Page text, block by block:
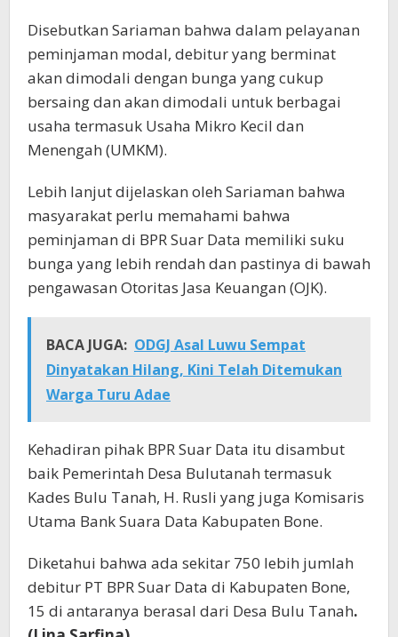
Disebutkan Sariaman bahwa dalam pelayanan
peminjaman modal, debitur yang berminat
akan dimodali dengan bunga yang cukup
bersaing dan akan dimodali untuk berbagai
usaha termasuk Usaha Mikro Kecil dan
Menengah (UMKM).
Lebih lanjut dijelaskan oleh Sariaman bahwa
masyarakat perlu memahami bahwa
peminjaman di BPR Suar Data memiliki suku
bunga yang lebih rendah dan pastinya di bawah
pengawasan Otoritas Jasa Keuangan (OJK).
BACA JUGA: ODGJ Asal Luwu Sempat
Dinyatakan Hilang, Kini Telah Ditemukan
Warga Turu Adae
Kehadiran pihak BPR Suar Data itu disambut
baik Pemerintah Desa Bulutanah termasuk
Kades Bulu Tanah, H. Rusli yang juga Komisaris
Utama Bank Suara Data Kabupaten Bone.
Diketahui bahwa ada sekitar 750 lebih jumlah
debitur PT BPR Suar Data di Kabupaten Bone,
15 di antaranya berasal dari Desa Bulu Tanah.